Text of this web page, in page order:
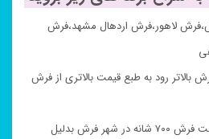
لاهور،فرش اردهال مشهد،فرش
بالاتر رود به طبع قیمت بالاتری از فرش
و باید گفت که بعنوان مثال قیمت فرش ۷۰۰ شانه در شهر فرش بدلیل